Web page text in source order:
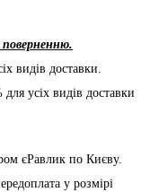
поверненню.
видів доставки.
усіх видів доставки
єРавлик по Києву.
у розмірі